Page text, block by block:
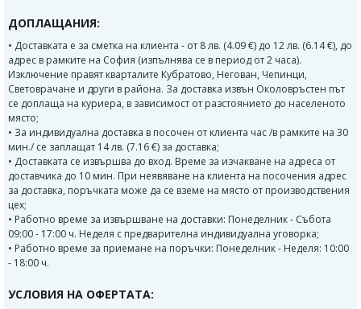
ДОПЛАЩАНИЯ:
• Доставката е за сметка на клиента - от 8 лв. (4.09 €) до 12 лв. (6.14 €), до
адрес в рамките на София (изпълнява се в период от 2 часа).
Изключение правят кварталите Кубратово, Негован, Чепинци,
Световрачане и други в района. За доставка извън Околовръстен път
се доплаща на куриера, в зависимост от разстоянието до населеното
място;
• За индивидуална доставка в посочен от клиента час /в рамките на 30
мин./ се заплащат 14 лв. (7.16 €) за доставка;
• Доставката се извършва до вход. Време за изчакване на адреса от
доставчика до 10 мин. При неявяване на клиента на посочения адрес
за доставка, поръчката може да се вземе на място от производствения
цех;
• Работно време за извършване на доставки: Понеделник - Събота
09:00 - 17:00 ч. Неделя с предварителна индивидуална уговорка;
• Работно време за приемане на поръчки: Понеделник - Неделя: 10:00
- 18:00 ч.
УСЛОВИЯ НА ОФЕРТАТА: